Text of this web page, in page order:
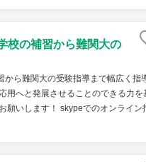
校の補習から難関大の
から難関大の受験指導まで幅広く指
用へと発展させることのできる力を
願いします！ skypeでのオンライン